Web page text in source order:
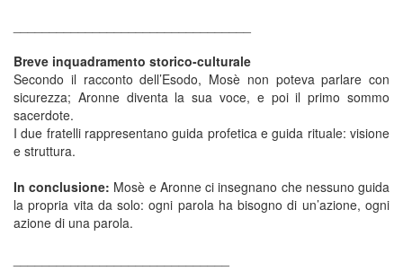
Breve inquadramento storico-culturale
Secondo il racconto dell’Esodo, Mosè non poteva parlare con
sicurezza; Aronne diventa la sua voce, e poi il primo sommo
sacerdote.
I due fratelli rappresentano guida profetica e guida rituale: visione
e struttura.
In conclusione: Mosè e Aronne ci insegnano che nessuno guida
la propria vita da solo: ogni parola ha bisogno di un’azione, ogni
azione di una parola.